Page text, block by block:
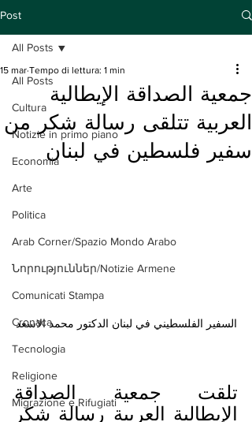
Post
All Posts
Cultura
Notizie in primo piano
Economia
Arte
Politica
Arab Corner/Spazio Mondo Arabo
Նորություններ/Notizie Armene
Comunicati Stampa
Cronaca
Tecnologia
Religione
Migrazione e Rifugiati
All Posts
جمعية الصداقة الإيطالية
العربية تتلقى رسالة شكر من
سفير فلسطين في لبنان
15 mar Tempo di lettura: 1 min
السفير الفلسطيني في لبنان الدكتور محمد الاسعد